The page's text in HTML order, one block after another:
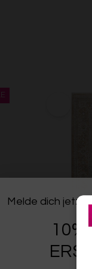
Melde dich jetzt
10%